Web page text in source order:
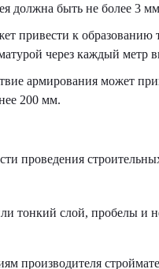
должна быть не более 3
привести к
через каждый метр
армирования может
200 мм.
проведения
тонкий слой, пробелы и
производителя